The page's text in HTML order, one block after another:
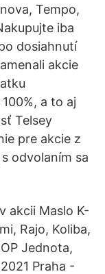
Tempo,
iba
dosiahnutí
akcie
a to aj
Telsey
pre akcie z
odvolaním sa
akcii Maslo K-
Rajo, Koliba,
Jednota,
Praha -